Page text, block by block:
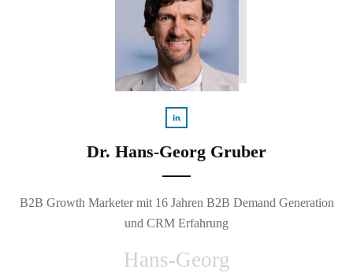
Dr. Hans-Georg Gruber
B2B Growth Marketer mit 16 Jahren B2B Demand Generation
und CRM Erfahrung
Hans-Georg